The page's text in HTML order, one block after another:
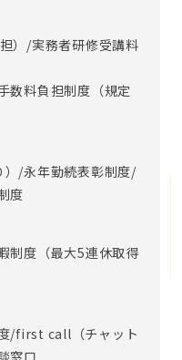
）/実務者研修受講料
数料負担制度（規定
）/永年勤続表彰制度/
度
制度（最大5連休取得
/first call（チャット